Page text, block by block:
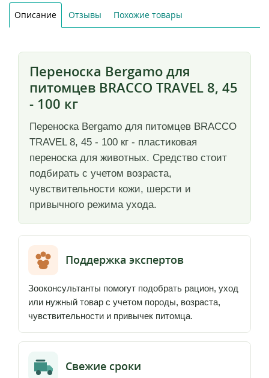
Описание Отзывы Похожие товары
Переноска Bergamo для
питомцев BRACCO TRAVEL 8, 45
- 100 кг
Переноска Bergamo для питомцев BRACCO
TRAVEL 8, 45 - 100 кг - пластиковая
переноска для животных. Средство стоит
подбирать с учетом возраста,
чувствительности кожи, шерсти и
привычного режима ухода.
Поддержка экспертов
Зооконсультанты помогут подобрать рацион, уход
или нужный товар с учетом породы, возраста,
чувствительности и привычек питомца.
Свежие сроки